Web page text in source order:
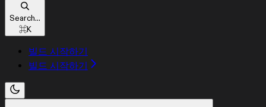
Search...
⌘K
빌드 시작하기
빌드 시작하기